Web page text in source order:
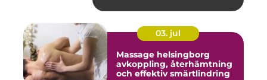
03. jul
Massage helsingborg
avkoppling, återhämtning
och effektiv smärtlindring